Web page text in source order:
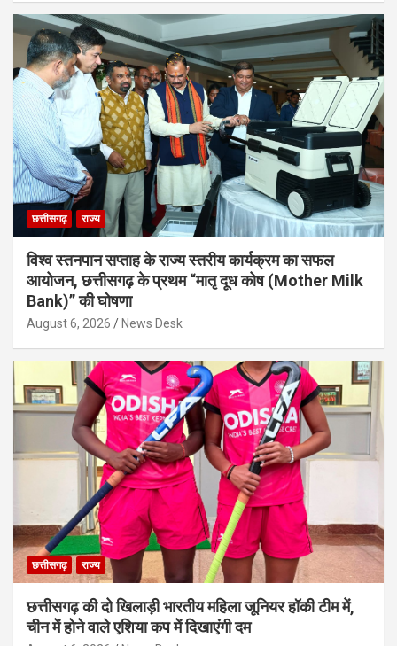
छत्तीसगढ़ राज्य
विश्व स्तनपान सप्ताह के राज्य स्तरीय कार्यक्रम का सफल
आयोजन, छत्तीसगढ़ के प्रथम “मातृ दूध कोष (Mother Milk
Bank)” की घोषणा
August 6, 2026 News Desk
छत्तीसगढ़ राज्य
छत्तीसगढ़ की दो खिलाड़ी भारतीय महिला जूनियर हॉकी टीम में,
चीन में होने वाले एशिया कप में दिखाएंगी दम